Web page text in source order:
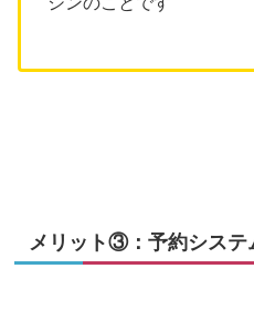
メリット③：予約システ